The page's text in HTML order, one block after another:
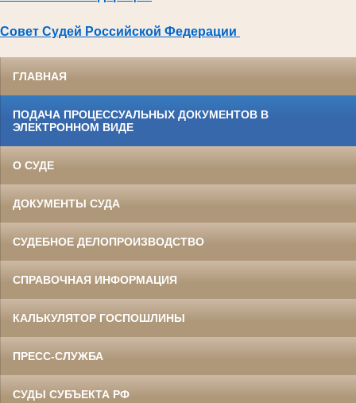
Совет Судей Российской Федерации
ГЛАВНАЯ
ПОДАЧА ПРОЦЕССУАЛЬНЫХ ДОКУМЕНТОВ В
ЭЛЕКТРОННОМ ВИДЕ
О СУДЕ
ДОКУМЕНТЫ СУДА
СУДЕБНОЕ ДЕЛОПРОИЗВОДСТВО
СПРАВОЧНАЯ ИНФОРМАЦИЯ
КАЛЬКУЛЯТОР ГОСПОШЛИНЫ
ПРЕСС-СЛУЖБА
СУДЫ СУБЪЕКТА РФ